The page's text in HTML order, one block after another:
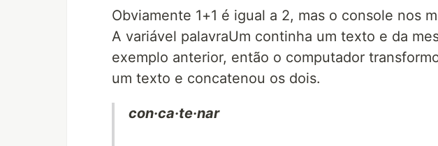
Obviamente 1+1 é igual a 2, mas o console nos
A variável palavraUm continha um texto e da
exemplo anterior, então o computador
um texto e concatenou os dois.
con·ca·te·nar